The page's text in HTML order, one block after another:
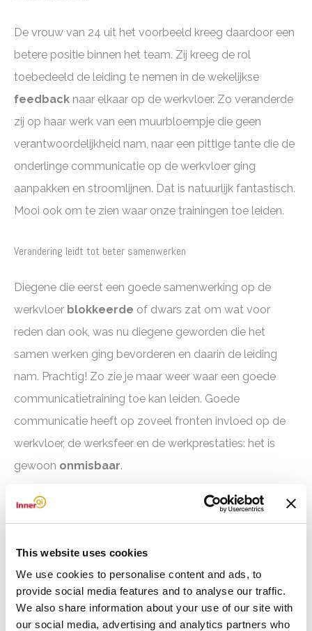
This website uses cookies
We use cookies to personalise content and ads, to
provide social media features and to analyse our traffic.
We also share information about your use of our site with
our social media, advertising and analytics partners who
De vrouw van 24 uit het voorbeeld kreeg daardoor een
betere positie binnen het team. Zij kreeg de rol
toebedeeld de leiding te nemen in de wekelijkse
feedback naar elkaar op de werkvloer. Zo veranderde
zij op haar werk van een muurbloempje die geen
verantwoordelijkheid nam, naar een pittige tante die de
onderlinge communicatie op de werkvloer ging
aanpakken en stroomlijnen. Dat is natuurlijk fantastisch.
Mooi ook om te zien waar onze trainingen toe leiden.
Verandering leidt tot beter samenwerken
Diegene die eerst een goede samenwerking op de
werkvloer blokkeerde of dwars zat om wat voor
reden dan ook, was nu diegene geworden die het
samen werken ging bevorderen en daarin de leiding
nam. Prachtig! Zo zie je maar weer waar een goede
communicatietraining toe kan leiden. Goede
communicatie heeft op zoveel fronten invloed op de
werkvloer, de werksfeer en de werkprestaties: het is
gewoon onmisbaar.
Het resultaat van deze
van het zorgteam was
dat men elkaar beter accepteerde en dat het personeel
alerter en gemotiveerder
leidde weer tot minder frustraties en irritaties. Want
niemand wilde zijn of haar werk slecht doen: iedereen
deed zijn best. Het was vooral de slechte